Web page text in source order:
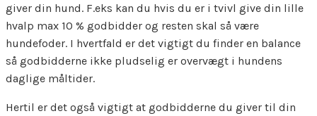
giver din hund. F.eks kan du hvis du er i tvivl give din lille
hvalp max 10 % godbidder og resten skal så være
hundefoder. I hvertfald er det vigtigt du finder en balance
så godbidderne ikke pludselig er overvægt i hundens
daglige måltider.
Hertil er det også vigtigt at godbidderne du giver til din